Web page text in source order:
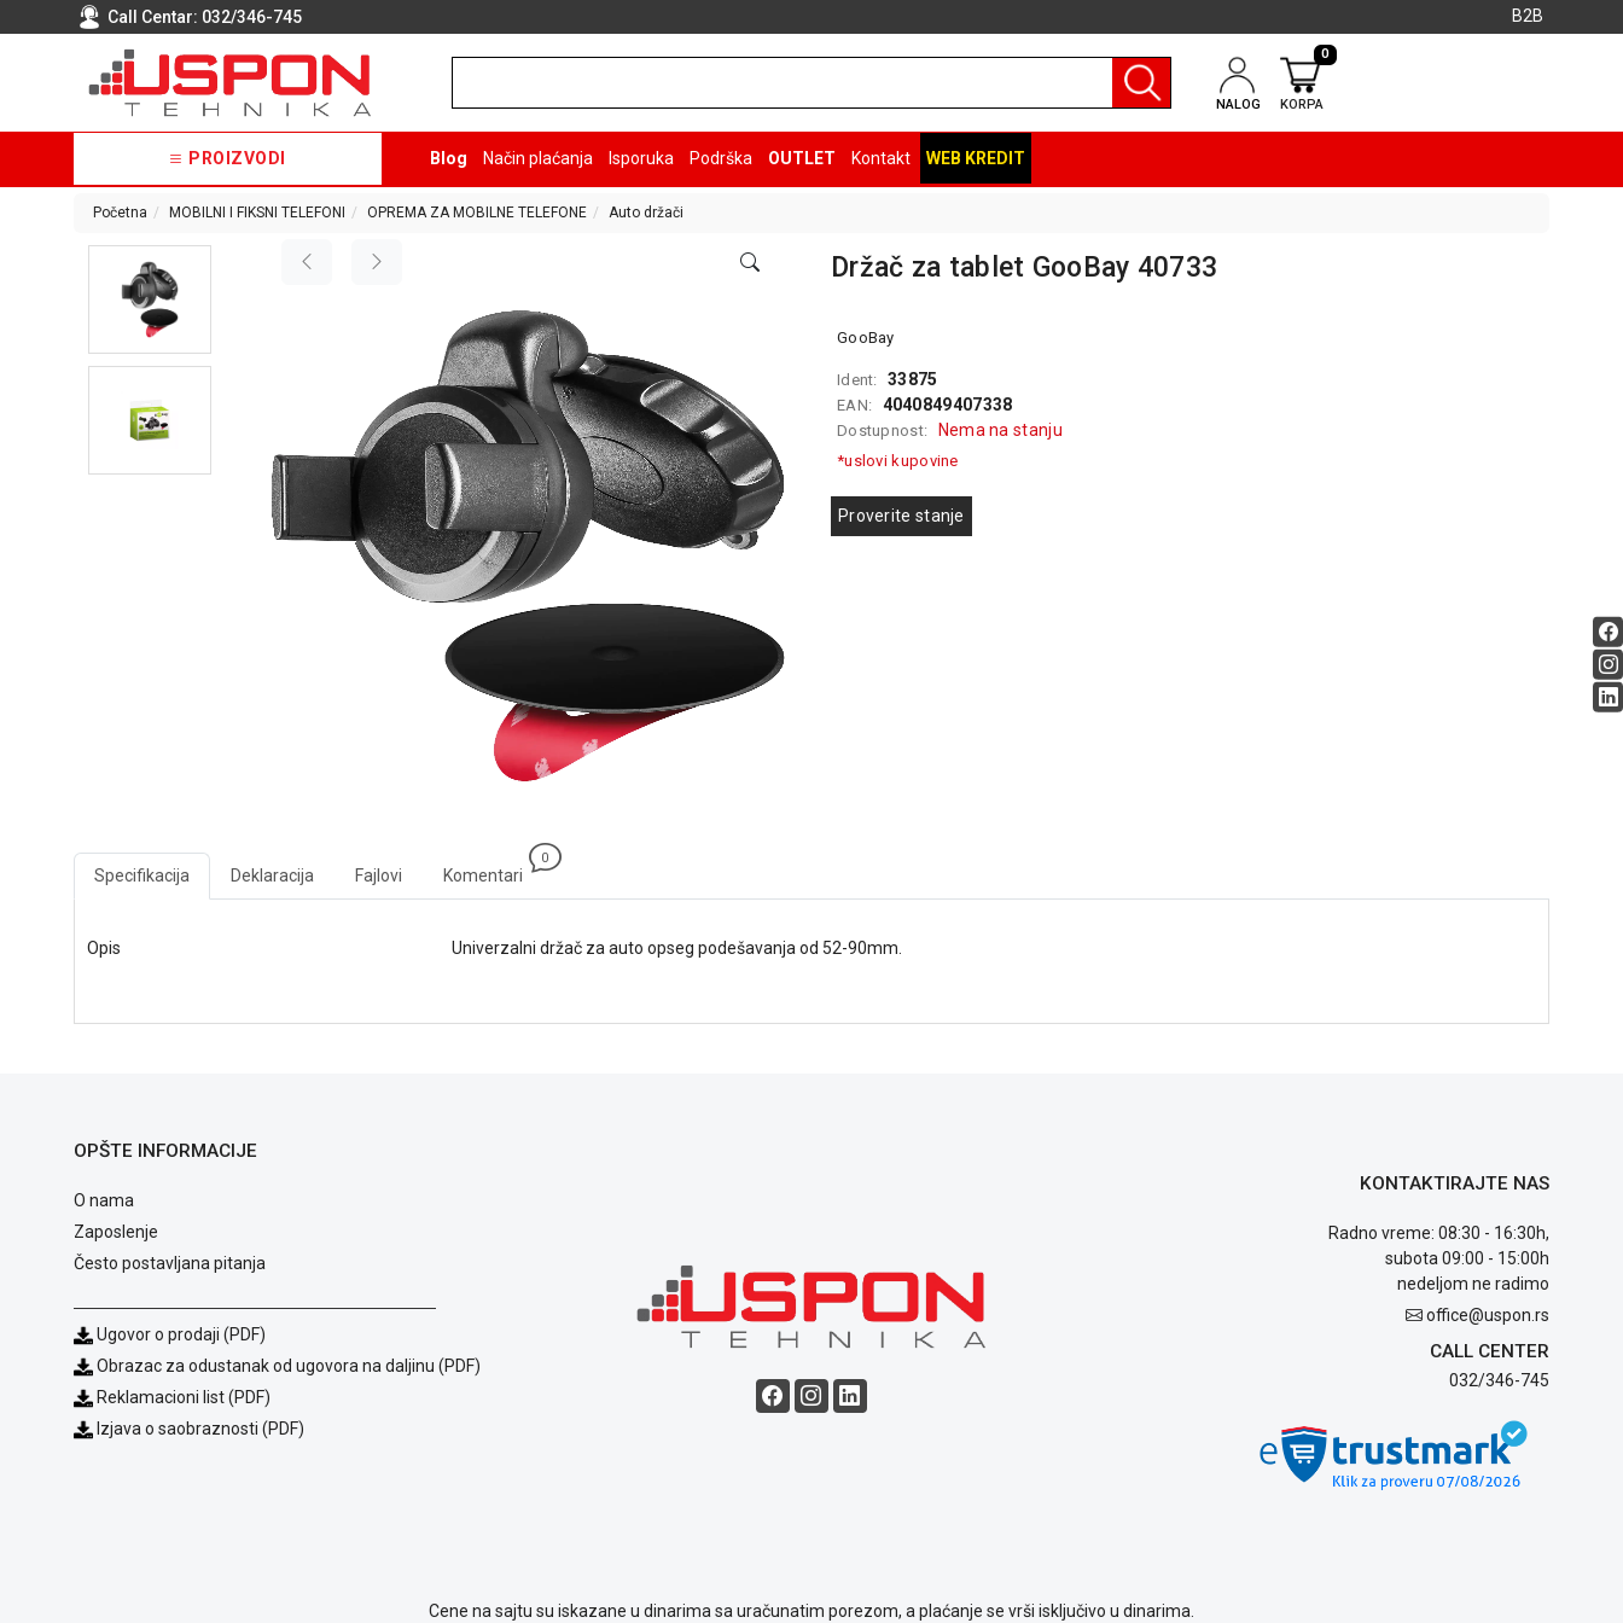
Call Centar: 032/346-745 B2B
NALOG KORPA
0
PROIZVODI Blog Način plaćanja Isporuka Podrška OUTLET Kontakt WEB KREDIT
Početna MOBILNI I FIKSNI TELEFONI OPREMA ZA MOBILNE TELEFONE Auto držači
Držač za tablet GooBay 40733
GooBay
Ident: 33875
EAN: 4040849407338
Dostupnost: Nema na stanju
*uslovi kupovine
Proverite stanje
Specifikacija Deklaracija Fajlovi Komentari
0
Opis Univerzalni držač za auto opseg podešavanja od 52-90mm.
OPŠTE INFORMACIJE
O nama
Zaposlenje
Često postavljana pitanja
Ugovor o prodaji (PDF)
Obrazac za odustanak od ugovora na daljinu (PDF)
Reklamacioni list (PDF)
Izjava o saobraznosti (PDF)
KONTAKTIRAJTE NAS
Radno vreme: 08:30 - 16:30h,
subota 09:00 - 15:00h
nedeljom ne radimo
office@uspon.rs
CALL CENTER
032/346-745
Cene na sajtu su iskazane u dinarima sa uračunatim porezom, a plaćanje se vrši isključivo u dinarima.